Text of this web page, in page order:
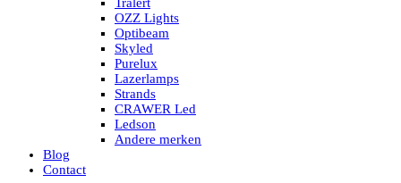
LED INTERIEUR VERLICHTING
Led verlichting interieur PIR / Touch
LED Armatuur met Strip 220V
Led strips
Subcategorieën Led interieur
PORTABLE ACCU LED LAMP
Led hoofdlamp
Camping led verlichting
Led zaklamp
Accu werklamp
OZZ Lights
Optibeam
Skyled
Purelux
Lazerlamps
Strands
CRAWER Led
Ledson
Andere merken
Blog
Contact